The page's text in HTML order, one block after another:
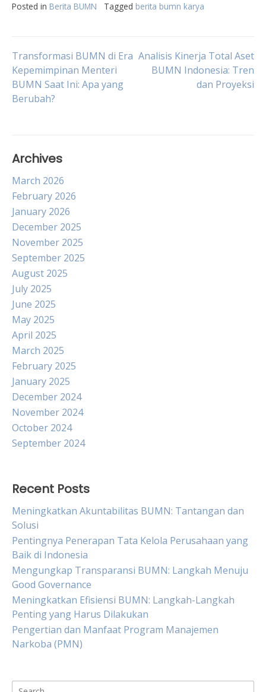
Posted in Berita BUMN Tagged berita bumn karya
Post
navigation
Transformasi BUMN di Era
Kepemimpinan Menteri
BUMN Saat Ini: Apa yang
Berubah?
Analisis Kinerja Total Aset
BUMN Indonesia: Tren
dan Proyeksi
Archives
March 2026
February 2026
January 2026
December 2025
November 2025
September 2025
August 2025
July 2025
June 2025
May 2025
April 2025
March 2025
February 2025
January 2025
December 2024
November 2024
October 2024
September 2024
Recent Posts
Meningkatkan Akuntabilitas BUMN: Tantangan dan
Solusi
Pentingnya Penerapan Tata Kelola Perusahaan yang
Baik di Indonesia
Mengungkap Transparansi BUMN: Langkah Menuju
Good Governance
Meningkatkan Efisiensi BUMN: Langkah-Langkah
Penting yang Harus Dilakukan
Pengertian dan Manfaat Program Manajemen
Narkoba (PMN)
Search